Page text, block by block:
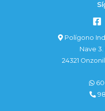
Polígono
Nave 3.
24321